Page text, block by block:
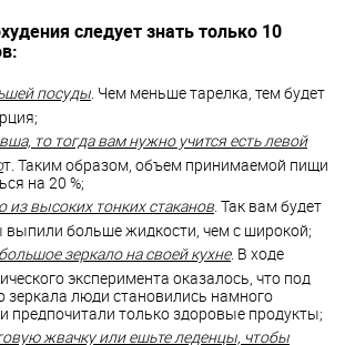
следует знать только 10
посуды. Чем меньше тарелка, тем будет
то тогда вам нужно учится есть левой
т. Таким образом, объем принимаемой пищи
на 20 %;
из высоких тонких стаканов. Так вам будет
выпили больше жидкости, чем с широкой;
зеркало на своей кухне. В ходе
эксперимента оказалось, что под
зеркала люди становились намного
предпочитали только здоровые продукты;
жвачку или ешьте леденцы, чтобы